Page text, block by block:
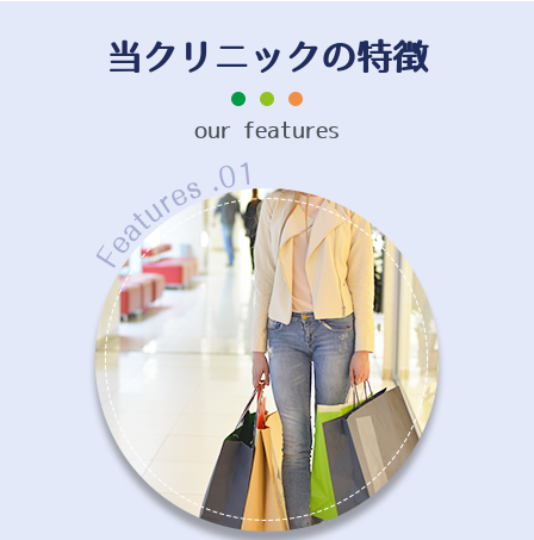
当クリニックの特徴
our features